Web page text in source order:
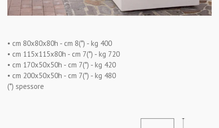
• cm 80x80x80h - cm 8(*) - kg 400
• cm 115x115x80h - cm 7(*) - kg 720
• cm 170x50x50h - cm 7(*) - kg 420
• cm 200x50x50h - cm 7(*) - kg 480
(*) spessore